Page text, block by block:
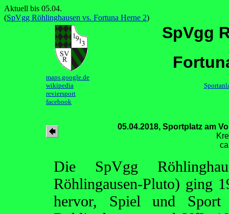
Aktuell bis 05.04.
(SpVgg Röhlinghausen vs. Fortuna Herne 2)
SpVgg
maps.google.de
wikipedia
reviersport
facebook
05.04.2018, Sportplatz am
Die SpVgg
Röhlingausen-Pluto) ging
hervor, Spiel und Sport